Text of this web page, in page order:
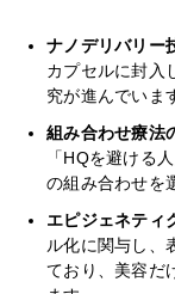
ナノデリバリー
カプセルに封入
究が進んでいま
組み合わせ療法
「HQを避ける
の組み合わせを
エピジェネティ
ル化に関与し、
ており、美容だ